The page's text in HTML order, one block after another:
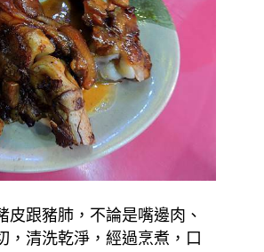
皮跟豬肺，不論是嘴邊肉、
，清洗乾淨，經過烹煮，口